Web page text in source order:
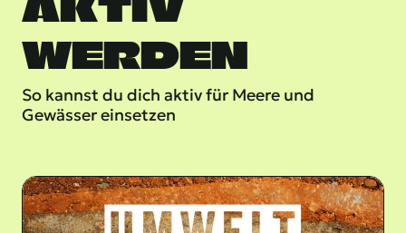
WERDEN
So kannst du dich aktiv für Meere und
Gewässer einsetzen